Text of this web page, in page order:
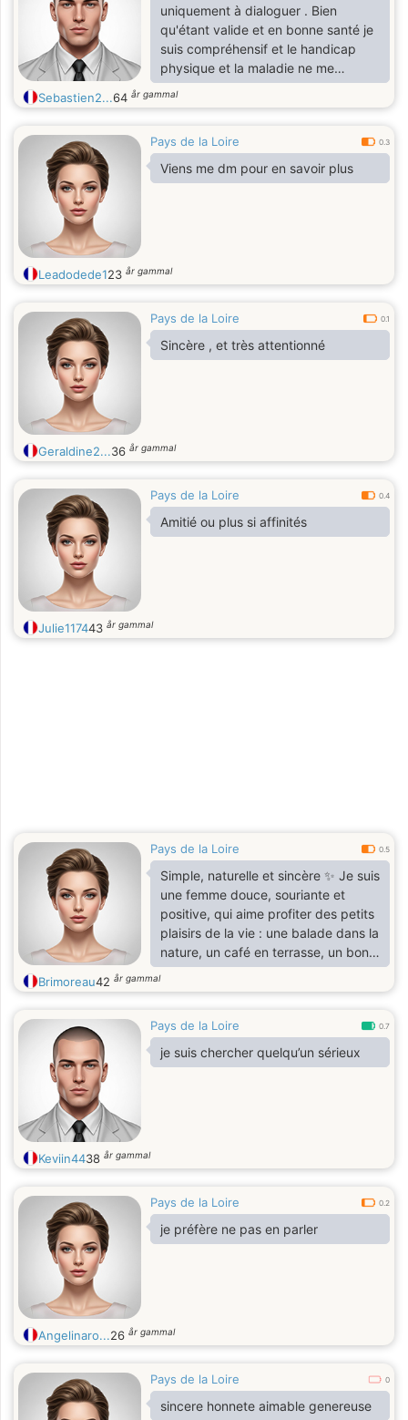
uniquement à dialoguer . Bien
qu'étant valide et en bonne santé je
suis compréhensif et le handicap
physique et la maladie ne me
dérangent pas seules les qualités de
la personne sont importantes. Alors
mesdames.
Sebastien2...64 år gammal
Pays de la Loire 0.3
Viens me dm pour en savoir plus
Leadodede123 år gammal
Pays de la Loire 0.1
Sincère , et très attentionné
Geraldine2...36 år gammal
Pays de la Loire 0.4
Amitié ou plus si affinités
Julie117443 år gammal
Pays de la Loire 0.5
Simple, naturelle et sincère ✨ Je suis
une femme douce, souriante et
positive, qui aime profiter des petits
plaisirs de la vie : une balade dans la
nature, un café en terrasse, un bon
repas entre amis ou encore un
moment cocooning au calme.
Brimoreau42 år gammal
Pays de la Loire 0.7
je suis chercher quelqu’un sérieux
Keviin4438 år gammal
Pays de la Loire 0.2
je préfère ne pas en parler
Angelinaro...26 år gammal
Pays de la Loire 0
sincere honnete aimable genereuse